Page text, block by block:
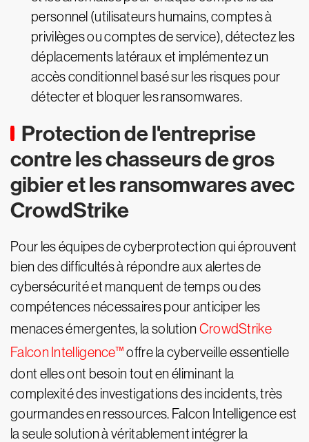
personnel (utilisateurs humains, comptes à
privilèges ou comptes de service), détectez les
déplacements latéraux et implémentez un
accès conditionnel basé sur les risques pour
détecter et bloquer les ransomwares.
Protection de l'entreprise
contre les chasseurs de gros
gibier et les ransomwares avec
CrowdStrike
Pour les équipes de cyberprotection qui éprouvent
bien des difficultés à répondre aux alertes de
cybersécurité et manquent de temps ou des
compétences nécessaires pour anticiper les
menaces émergentes, la solution CrowdStrike
Falcon Intelligence™offre la cyberveille essentielle
dont elles ont besoin tout en éliminant la
complexité des investigations des incidents, très
gourmandes en ressources. Falcon Intelligence est
la seule solution à véritablement intégrer la